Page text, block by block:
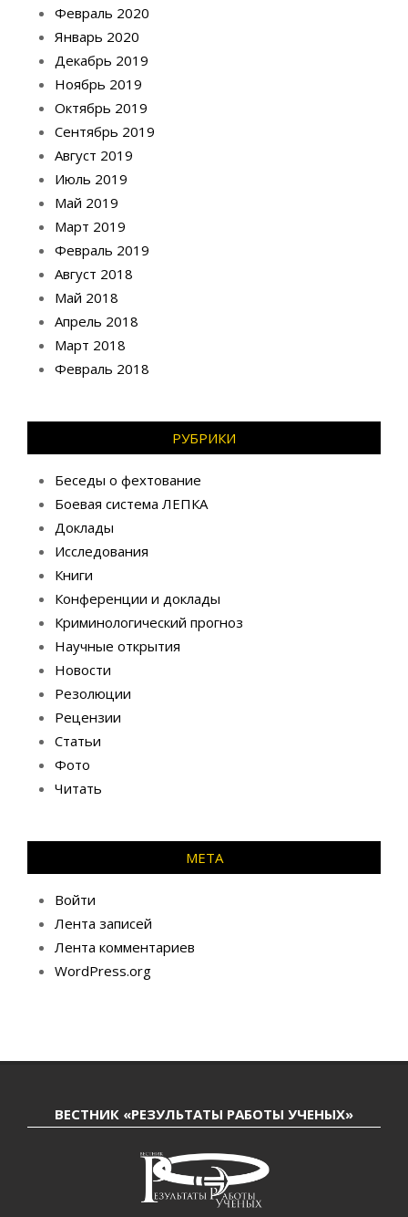
Февраль 2020
Январь 2020
Декабрь 2019
Ноябрь 2019
Октябрь 2019
Сентябрь 2019
Август 2019
Июль 2019
Май 2019
Март 2019
Февраль 2019
Август 2018
Май 2018
Апрель 2018
Март 2018
Февраль 2018
РУБРИКИ
Беседы о фехтование
Боевая система ЛЕПКА
Доклады
Исследования
Книги
Конференции и доклады
Криминологический прогноз
Научные открытия
Новости
Резолюции
Рецензии
Статьи
Фото
Читать
МЕТА
Войти
Лента записей
Лента комментариев
WordPress.org
ВЕСТНИК «РЕЗУЛЬТАТЫ РАБОТЫ УЧЕНЫХ»